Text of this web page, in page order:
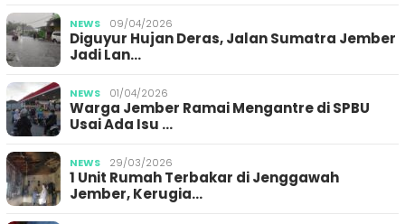
NEWS 09/04/2026
Diguyur Hujan Deras, Jalan Sumatra Jember
Jadi Lan…
NEWS 01/04/2026
Warga Jember Ramai Mengantre di SPBU
Usai Ada Isu …
NEWS 29/03/2026
1 Unit Rumah Terbakar di Jenggawah
Jember, Kerugia…